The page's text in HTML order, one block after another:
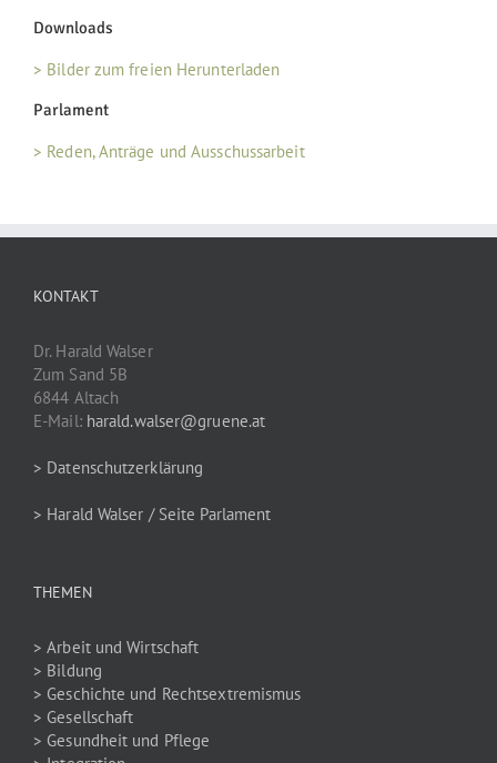
Downloads
> Bilder zum freien Herunterladen
Parlament
> Reden, Anträge und Ausschussarbeit
KONTAKT
Dr. Harald Walser
Zum Sand 5B
6844 Altach
E-Mail: harald.walser@gruene.at
> Datenschutzerklärung
> Harald Walser / Seite Parlament
THEMEN
> Arbeit und Wirtschaft
> Bildung
> Geschichte und Rechtsextremismus
> Gesellschaft
> Gesundheit und Pflege